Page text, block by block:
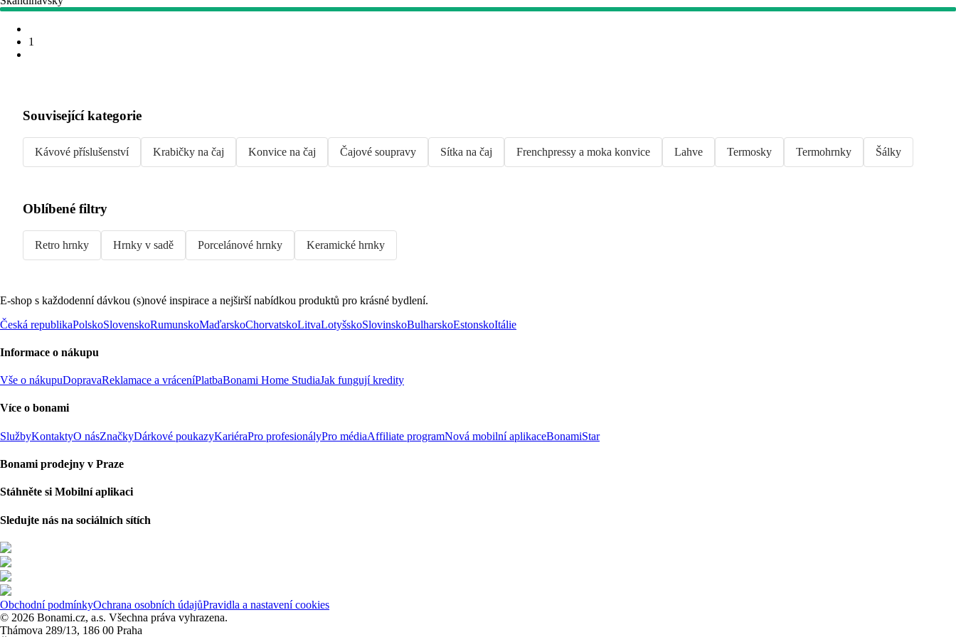
1
Související kategorie
Kávové příslušenství Krabičky na čaj Konvice na čaj Čajové soupravy Sítka na čaj Frenchpressy a moka konvice Lahve Termosky Termohrnky Šálky
Oblíbené filtry
Retro hrnky Hrnky v sadě Porcelánové hrnky Keramické hrnky
E-shop s každodenní dávkou (s)nové inspirace a nejširší nabídkou produktů pro krásné bydlení.
Česká republikaPolskoSlovenskoRumunskoMaďarskoChorvatskoLitvaLotyšskoSlovinskoBulharskoEstonskoItálie
Informace o nákupu
Vše o nákupuDopravaReklamace a vráceníPlatbaBonami Home StudiaJak fungují kredity
Více o bonami
SlužbyKontaktyO násZnačkyDárkové poukazyKariéraPro profesionályPro médiaAffiliate programNová mobilní aplikaceBonamiStar
Bonami prodejny v Praze
Stáhněte si Mobilní aplikaci
Sledujte nás na sociálních sítích
Obchodní podmínkyOchrana osobních údajůPravidla a nastavení cookies
© 2026 Bonami.cz, a.s. Všechna práva vyhrazena.
Thámova 289/13, 186 00 Praha